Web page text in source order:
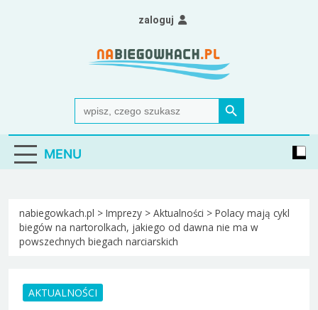
Nabiegowkach.pl
portal miłośników narciarstwa biegowego
Search
for:
Search Button
zaloguj
MENU
nabiegowkach.pl > Imprezy > Aktualności > Polacy mają cykl
biegów na nartorolkach, jakiego od dawna nie ma w
powszechnych biegach narciarskich
AKTUALNOŚCI